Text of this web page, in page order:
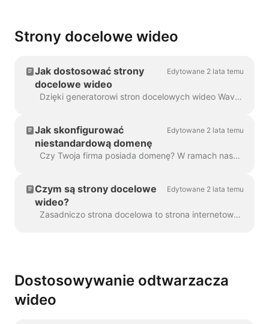
Strony docelowe wideo
Jak dostosować strony
docelowe wideo
Edytowane 2 lata temu
Dzięki generatorowi stron docelowych wideo Wave.video każdy utworzony film otrzymuje własną stronę docelową. Możesz dostosować te strony docelowe tak, aby...
Jak skonfigurować
niestandardową domenę
Edytowane 2 lata temu
Czy Twoja firma posiada domenę? W ramach naszego planu biznesowego możesz skonfigurować niestandardową domenę, aby umieścić swoje strony docelowe wideo na własnej stronie internetowej....
Czym są strony docelowe
wideo?
Edytowane 2 lata temu
Zasadniczo strona docelowa to strona internetowa z filmem. Strona docelowa wideo może mieć również nagłówek, opis i wezwanie do działania. Oto...
Dostosowywanie odtwarzacza
wideo